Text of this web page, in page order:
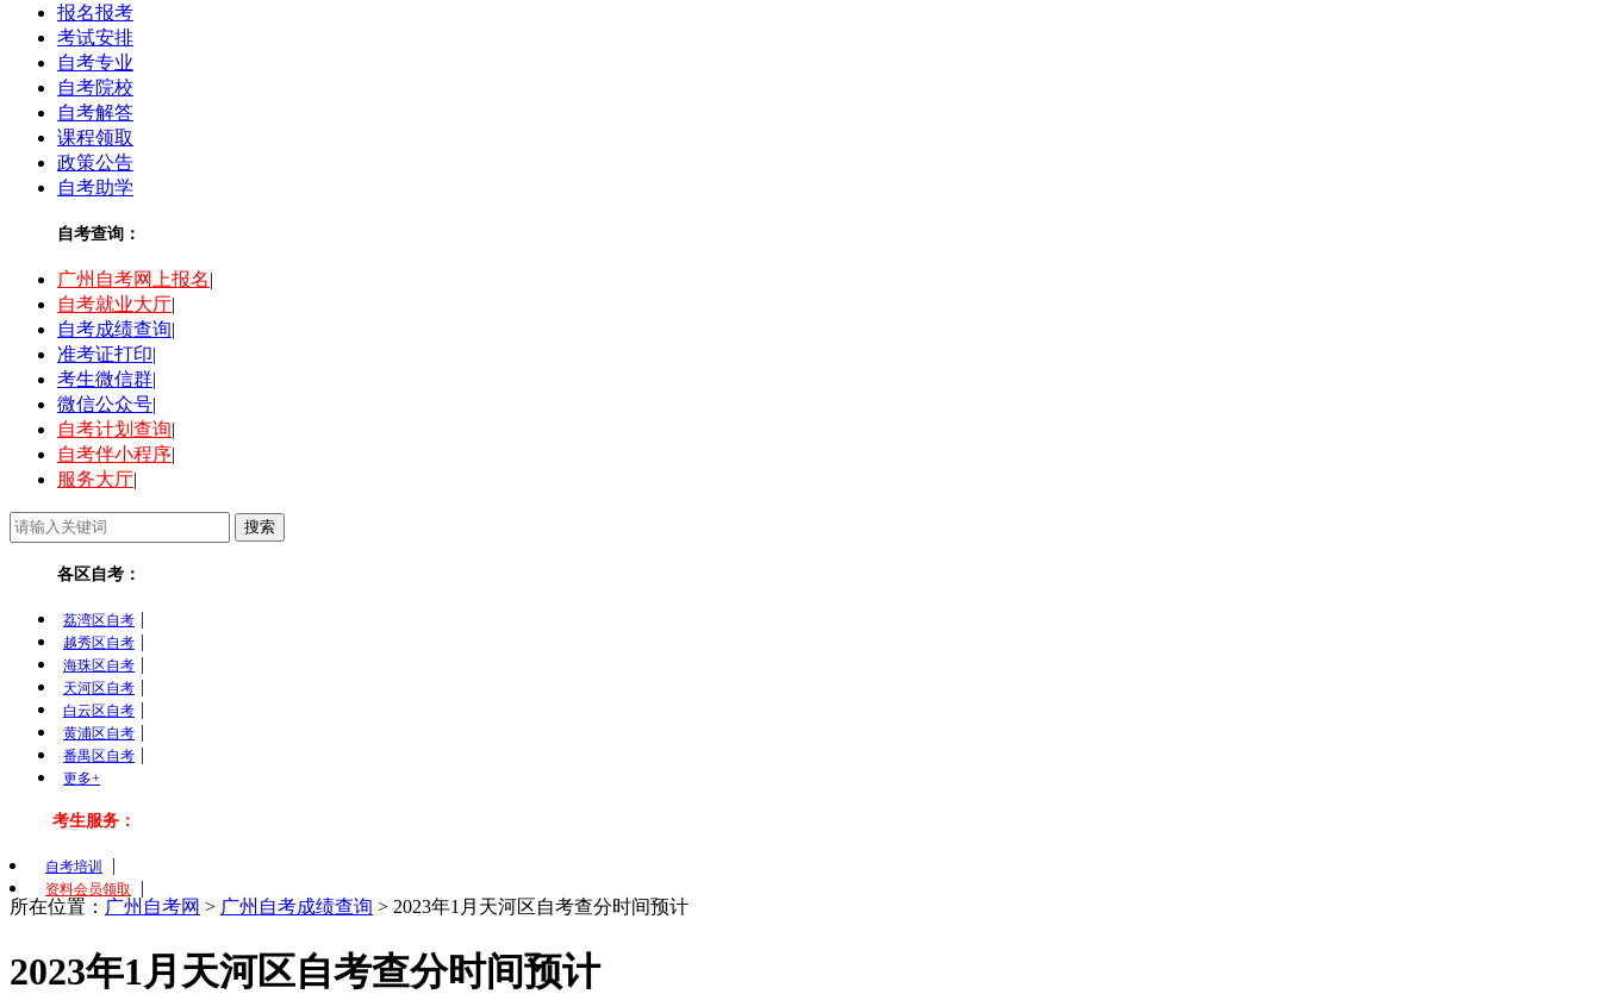
报名报考
考试安排
自考专业
自考院校
自考解答
课程领取
政策公告
自考助学
自考查询：
广州自考网上报名|
自考就业大厅|
自考成绩查询|
准考证打印|
考生微信群|
微信公众号|
自考计划查询|
自考伴小程序|
服务大厅|
各区自考：
荔湾区自考 |
越秀区自考 |
海珠区自考 |
天河区自考 |
白云区自考 |
黄浦区自考 |
番禺区自考 |
更多+
考生服务：
自考培训 |
资料会员领取
|
所在位置： 广州自考网 > 广州自考成绩查询 > 2023年1月天河区自考查分时间预计
2023年1月天河区自考查分时间预计